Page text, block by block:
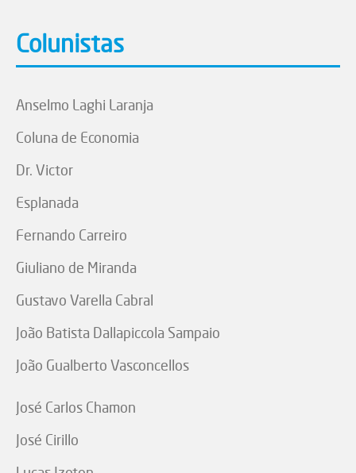
Colunistas
Anselmo Laghi Laranja
Coluna de Economia
Dr. Victor
Esplanada
Fernando Carreiro
Giuliano de Miranda
Gustavo Varella Cabral
João Batista Dallapiccola Sampaio
João Gualberto Vasconcellos
José Carlos Chamon
José Cirillo